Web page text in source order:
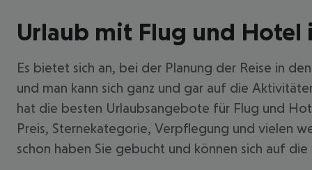
Urlaub mit Flug und Hotel
Es bietet sich an, bei der Planung der Reise in
und man kann sich ganz und gar auf die
hat die besten Urlaubsangebote für Flug und
Preis, Sternekategorie, Verpflegung und vielen
schon haben Sie gebucht und können sich auf